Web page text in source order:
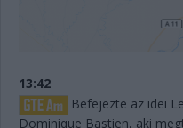
13:42
Befejezte az idei
Dominique Bastien, aki